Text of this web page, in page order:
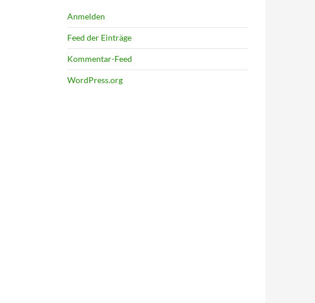
Anmelden
Feed der Einträge
Kommentar-Feed
WordPress.org